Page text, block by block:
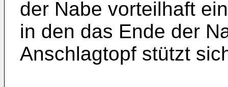
der Nabe vorteilhaft
in den das Ende der
Anschlagtopf stützt